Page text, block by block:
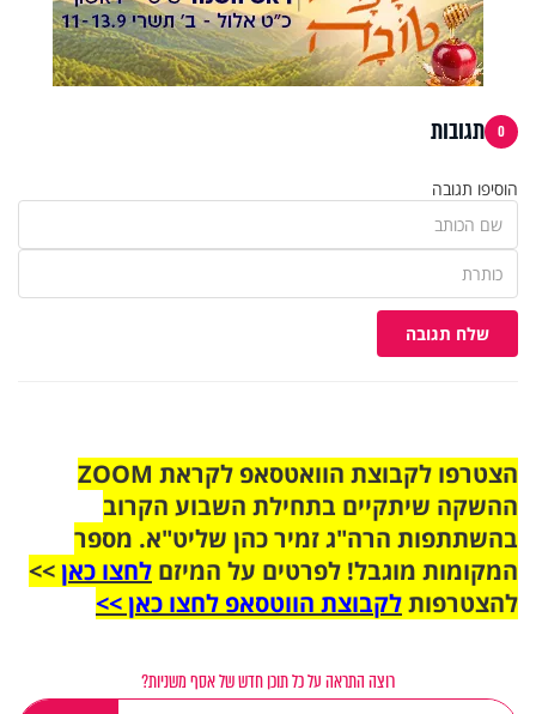
0 תגובות
הוסיפו תגובה
שלח תגובה
הצטרפו לקבוצת הוואטסאפ לקראת ZOOM
ההשקה שיתקיים בתחילת השבוע הקרוב
בהשתתפות הרה"ג זמיר כהן שליט"א. מספר
המקומות מוגבל! לפרטים על המיזם לחצו כאן>>
להצטרפותלקבוצת הווטסאפ לחצו כאן >>
רוצה התראה על כל תוכן חדש של אסף משניות?